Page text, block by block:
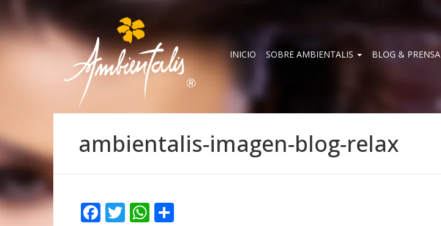
INICIO SOBRE AMBIENTALIS BLOG & PRENSA
ambientalis-imagen-blog-relax
Facebook
TwitterWhatsApp